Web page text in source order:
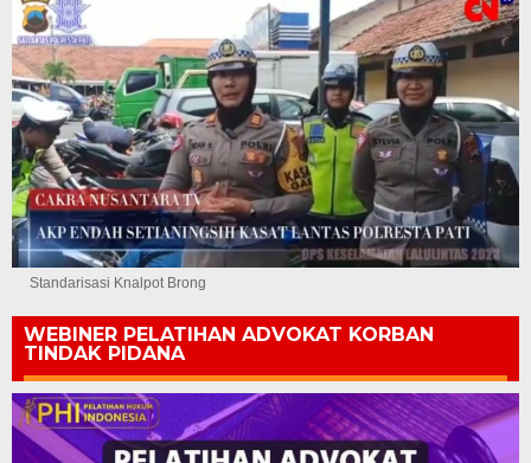
Standarisasi Knalpot Brong
WEBINER PELATIHAN ADVOKAT KORBAN
TINDAK PIDANA